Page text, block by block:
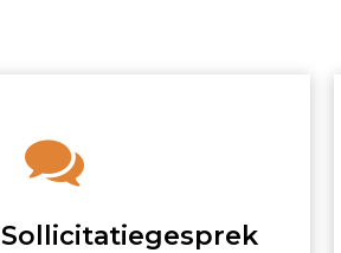
Sollicitatiegesprek